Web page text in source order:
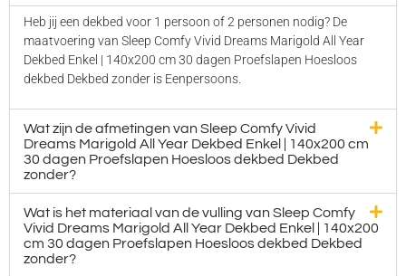
Heb jij een dekbed voor 1 persoon of 2 personen nodig? De
maatvoering van Sleep Comfy Vivid Dreams Marigold All Year
Dekbed Enkel | 140x200 cm 30 dagen Proefslapen Hoesloos
dekbed Dekbed zonder is Eenpersoons.
Wat zijn de afmetingen van Sleep Comfy Vivid
Dreams Marigold All Year Dekbed Enkel | 140x200 cm
30 dagen Proefslapen Hoesloos dekbed Dekbed
zonder?
Wat is het materiaal van de vulling van Sleep Comfy
Vivid Dreams Marigold All Year Dekbed Enkel | 140x200
cm 30 dagen Proefslapen Hoesloos dekbed Dekbed
zonder?